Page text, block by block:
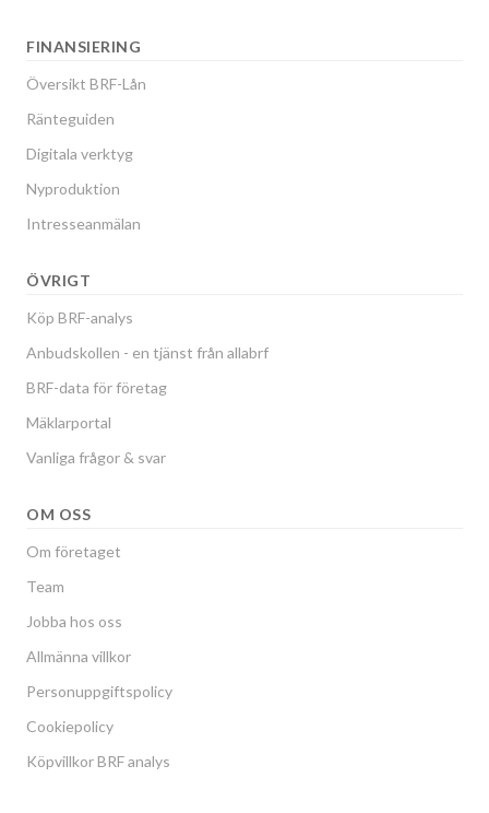
FINANSIERING
Översikt BRF-Lån
Ränteguiden
Digitala verktyg
Nyproduktion
Intresseanmälan
ÖVRIGT
Köp BRF-analys
Anbudskollen - en tjänst från allabrf
BRF-data för företag
Mäklarportal
Vanliga frågor & svar
OM OSS
Om företaget
Team
Jobba hos oss
Allmänna villkor
Personuppgiftspolicy
Cookiepolicy
Köpvillkor BRF analys